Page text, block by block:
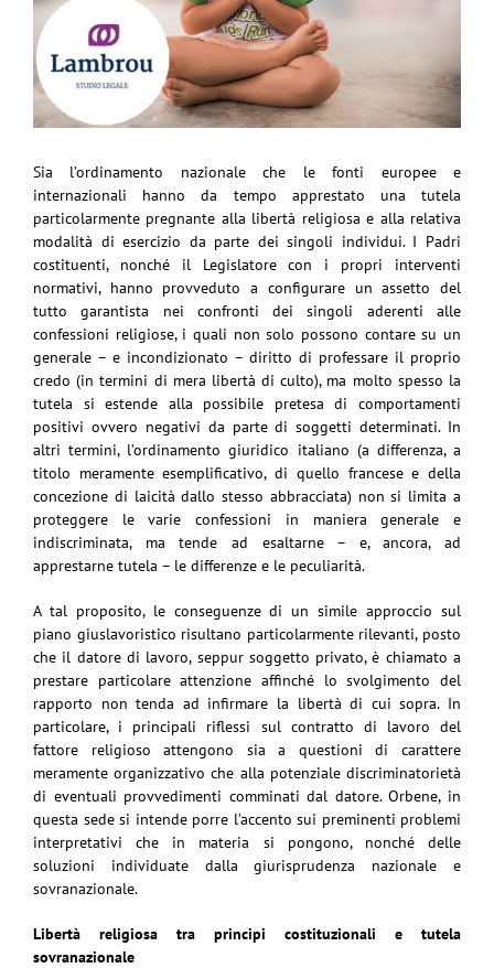
Sia l’ordinamento nazionale che le fonti europee e
internazionali hanno da tempo apprestato una tutela
particolarmente pregnante alla libertà religiosa e alla relativa
modalità di esercizio da parte dei singoli individui. I Padri
costituenti, nonché il Legislatore con i propri interventi
normativi, hanno provveduto a configurare un assetto del
tutto garantista nei confronti dei singoli aderenti alle
confessioni religiose, i quali non solo possono contare su un
generale – e incondizionato – diritto di professare il proprio
credo (in termini di mera libertà di culto), ma molto spesso la
tutela si estende alla possibile pretesa di comportamenti
positivi ovvero negativi da parte di soggetti determinati. In
altri termini, l’ordinamento giuridico italiano (a differenza, a
titolo meramente esemplificativo, di quello francese e della
concezione di laicità dallo stesso abbracciata) non si limita a
proteggere le varie confessioni in maniera generale e
indiscriminata, ma tende ad esaltarne – e, ancora, ad
apprestarne tutela – le differenze e le peculiarità.
A tal proposito, le conseguenze di un simile approccio sul
piano giuslavoristico risultano particolarmente rilevanti, posto
che il datore di lavoro, seppur soggetto privato, è chiamato a
prestare particolare attenzione affinché lo svolgimento del
rapporto non tenda ad infirmare la libertà di cui sopra. In
particolare, i principali riflessi sul contratto di lavoro del
fattore religioso attengono sia a questioni di carattere
meramente organizzativo che alla potenziale discriminatorietà
di eventuali provvedimenti comminati dal datore. Orbene, in
questa sede si intende porre l’accento sui preminenti problemi
interpretativi che in materia si pongono, nonché delle
soluzioni individuate dalla giurisprudenza nazionale e
sovranazionale.
Libertà religiosa tra principi costituzionali e tutela
sovranazionale